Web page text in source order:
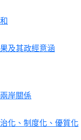
及其政經意涵
岸關係
化、制度化、優質化